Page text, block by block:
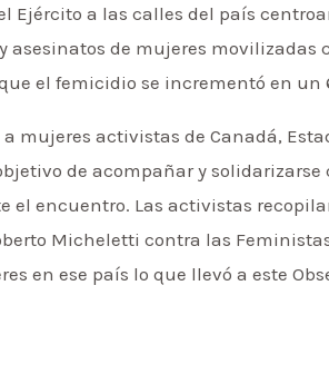
Ejército a las calles del país
de mujeres movilizadas
el femicidio se incrementó en un
mujeres activistas de Canadá,
de acompañar y
encuentro. Las activistas
Micheletti contra las
en ese país lo que llevó a este